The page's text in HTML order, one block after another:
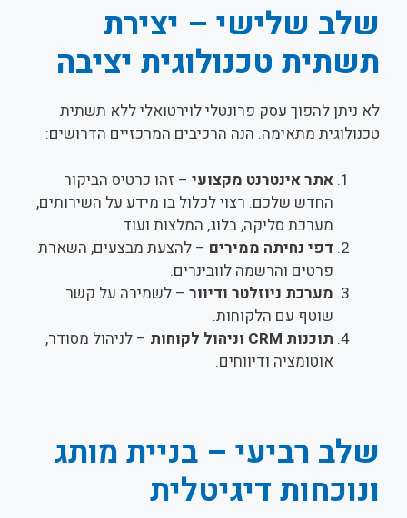
שלב שלישי – יצירת
תשתית טכנולוגית יציבה
לא ניתן להפוך עסק פרונטלי לוירטואלי ללא תשתית
טכנולוגית מתאימה. הנה הרכיבים המרכזיים הדרושים:
אתר אינטרנט מקצועי – זהו כרטיס הביקור
החדש שלכם. רצוי לכלול בו מידע על השירותים,
מערכת סליקה, בלוג, המלצות ועוד.
דפי נחיתה ממירים – להצעת מבצעים, השארת
פרטים והרשמה לוובינרים.
מערכת ניוזלטר ודיוור – לשמירה על קשר
שוטף עם הלקוחות.
תוכנות CRM וניהול לקוחות
– לניהול מסודר,
אוטומציה ודיווחים.
שלב רביעי – בניית מותג
ונוכחות דיגיטלית